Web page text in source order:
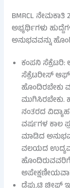
BMRCL
ಅಭ್ಯರ್ಥಿಗಳು
ಅನುಭವವನ್ನು
ಕಂಪನಿ
ಸೆಕ್ರೆಟರೀಸ್
ಹೊಂದಿರಬೇಕು
ಮುಗಿಸಿರಬೇಕು.
ನಂತರದ
ವರ್ಷಗಳ ಕಾಲ
ಮಾಡಿದ
ವಲಯದ
ಹೊಂದಿರುವವರಿಗೆ